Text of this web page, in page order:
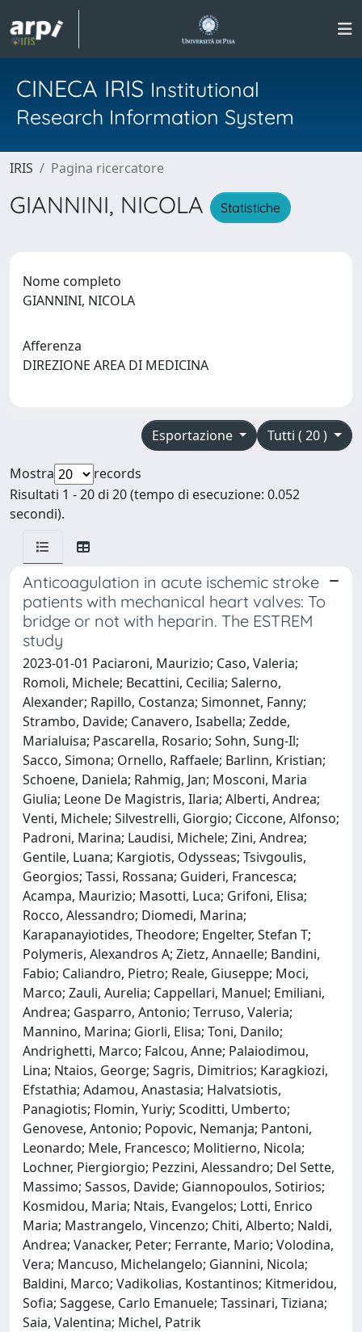
CINECA IRIS Institutional
Research Information System
IRIS Pagina ricercatore
GIANNINI, NICOLA Statistiche
Nome completo
GIANNINI, NICOLA
Afferenza
DIREZIONE AREA DI MEDICINA
Tutti ( 20 )
Esportazione
Mostra
records
Risultati 1 - 20 di 20 (tempo di esecuzione: 0.052
secondi).
Anticoagulation in acute ischemic stroke
patients with mechanical heart valves: To
bridge or not with heparin. The ESTREM
study
2023-01-01 Paciaroni, Maurizio; Caso, Valeria;
Romoli, Michele; Becattini, Cecilia; Salerno,
Alexander; Rapillo, Costanza; Simonnet, Fanny;
Strambo, Davide; Canavero, Isabella; Zedde,
Marialuisa; Pascarella, Rosario; Sohn, Sung-Il;
Sacco, Simona; Ornello, Raffaele; Barlinn, Kristian;
Schoene, Daniela; Rahmig, Jan; Mosconi, Maria
Giulia; Leone De Magistris, Ilaria; Alberti, Andrea;
Venti, Michele; Silvestrelli, Giorgio; Ciccone, Alfonso;
Padroni, Marina; Laudisi, Michele; Zini, Andrea;
Gentile, Luana; Kargiotis, Odysseas; Tsivgoulis,
Georgios; Tassi, Rossana; Guideri, Francesca;
Acampa, Maurizio; Masotti, Luca; Grifoni, Elisa;
Rocco, Alessandro; Diomedi, Marina;
Karapanayiotides, Theodore; Engelter, Stefan T;
Polymeris, Alexandros A; Zietz, Annaelle; Bandini,
Fabio; Caliandro, Pietro; Reale, Giuseppe; Moci,
Marco; Zauli, Aurelia; Cappellari, Manuel; Emiliani,
Andrea; Gasparro, Antonio; Terruso, Valeria;
Mannino, Marina; Giorli, Elisa; Toni, Danilo;
Andrighetti, Marco; Falcou, Anne; Palaiodimou,
Lina; Ntaios, George; Sagris, Dimitrios; Karagkiozi,
Efstathia; Adamou, Anastasia; Halvatsiotis,
Panagiotis; Flomin, Yuriy; Scoditti, Umberto;
Genovese, Antonio; Popovic, Nemanja; Pantoni,
Leonardo; Mele, Francesco; Molitierno, Nicola;
Lochner, Piergiorgio; Pezzini, Alessandro; Del Sette,
Massimo; Sassos, Davide; Giannopoulos, Sotirios;
Kosmidou, Maria; Ntais, Evangelos; Lotti, Enrico
Maria; Mastrangelo, Vincenzo; Chiti, Alberto; Naldi,
Andrea; Vanacker, Peter; Ferrante, Mario; Volodina,
Vera; Mancuso, Michelangelo; Giannini, Nicola;
Baldini, Marco; Vadikolias, Kostantinos; Kitmeridou,
Sofia; Saggese, Carlo Emanuele; Tassinari, Tiziana;
Saia, Valentina; Michel, Patrik